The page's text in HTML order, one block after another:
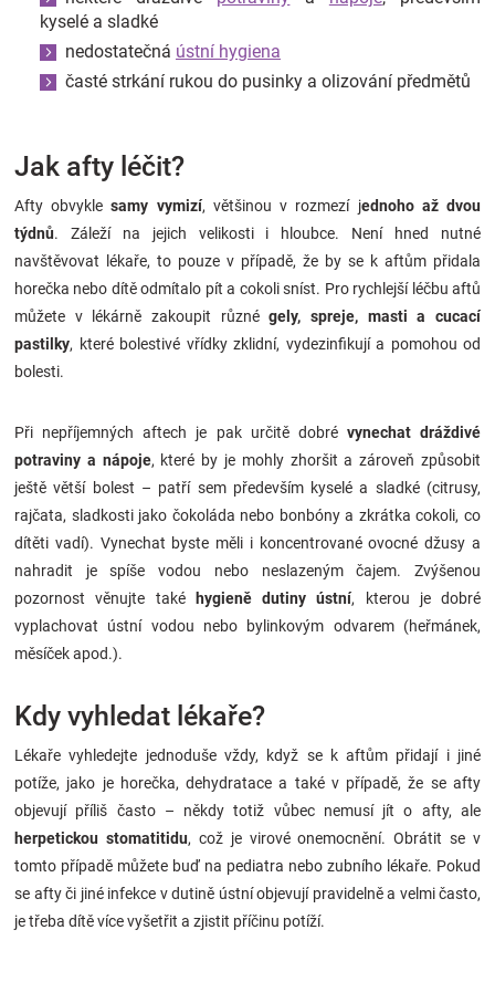
kyselé a sladké
nedostatečná ústní hygiena
časté strkání rukou do pusinky a olizování předmětů
Jak afty léčit?
Afty obvyklesamy vymizí, většinou v rozmezí jednoho až dvou
týdnů. Záleží na jejich velikosti i hloubce. Není hned nutné
navštěvovat lékaře, to pouze v případě, že by se k aftům přidala
horečka nebo dítě odmítalo pít a cokoli sníst. Pro rychlejší léčbu aftů
můžete v lékárně zakoupit různégely, spreje, masti a cucací
pastilky, které bolestivé vřídky zklidní, vydezinfikují a pomohou od
bolesti.
Při nepříjemných aftech je pak určitě dobré vynechat dráždivé
potraviny a nápoje, které by je mohly zhoršit a zároveň způsobit
ještě větší bolest – patří sem především kyselé a sladké (citrusy,
rajčata, sladkosti jako čokoláda nebo bonbóny a zkrátka cokoli, co
dítěti vadí). Vynechat byste měli i koncentrované ovocné džusy a
nahradit je spíše vodou nebo neslazeným čajem. Zvýšenou
pozornost věnujte také
hygieně dutiny ústní, kterou je dobré
vyplachovat ústní vodou nebo bylinkovým odvarem (heřmánek,
měsíček apod.).
Kdy vyhledat lékaře?
Lékaře vyhledejte jednoduše vždy, když se k aftům přidají i jiné
potíže, jako je horečka, dehydratace a také v případě, že se afty
objevují příliš často – někdy totiž vůbec nemusí jít o afty, ale
herpetickou stomatitidu, což je virové onemocnění. Obrátit se v
tomto případě můžete buď na pediatra nebo zubního lékaře. Pokud
se afty či jiné infekce v dutině ústní objevují pravidelně a velmi často,
je třeba dítě více vyšetřit a zjistit příčinu potíží.